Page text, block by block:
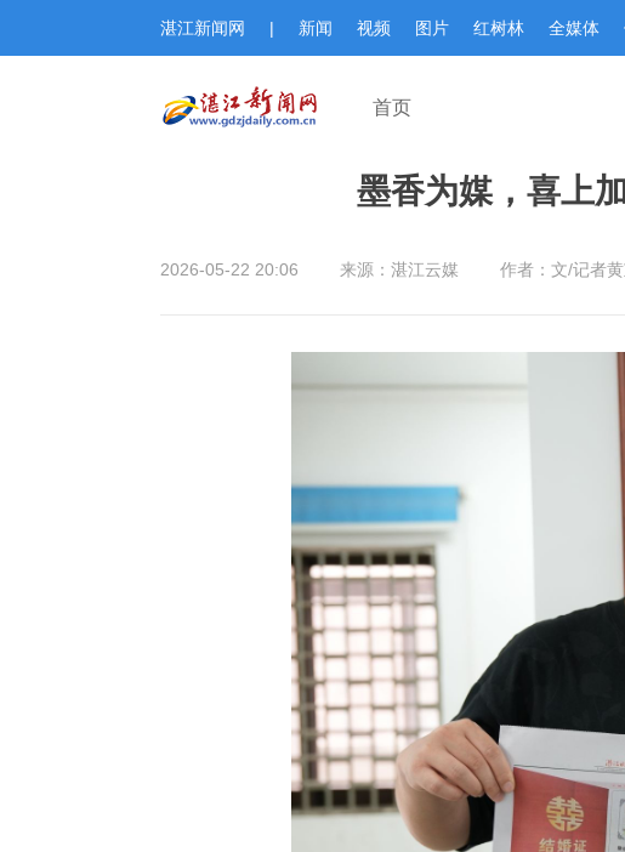
湛江新闻网 | 新闻 视频 图片 红树林 全媒体
首页
墨香为媒，喜上
2026-05-22 20:06 来源：湛江云媒 作者：文/记者